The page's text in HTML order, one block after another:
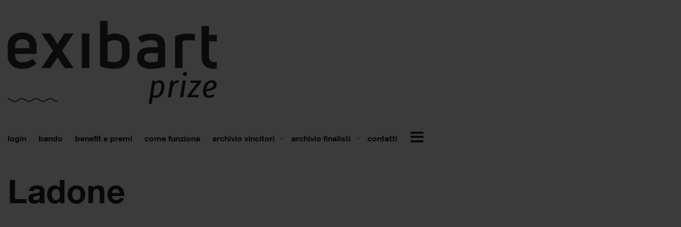
login bando benefit e premi come funziona archivio vincitori archivio finalisti contatti
Ladone